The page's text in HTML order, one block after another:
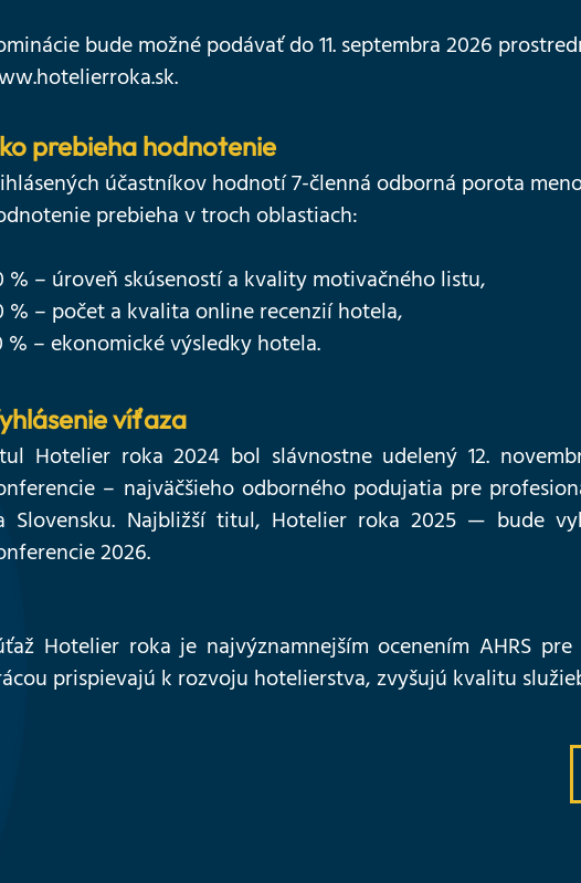
bude možné podávať do 11. septembra 2026
prebieha hodnotenie
účastníkov hodnotí 7-členná odborná porota
prebieha v troch oblastiach:
% – úroveň skúseností a kvality motivačného listu,
% – počet a kvalita online recenzií hotela,
% – ekonomické výsledky hotela.
víťaza
Hotelier roka 2024 bol slávnostne udelený 12.
– najväčšieho odborného podujatia pre
Slovensku. Najbližší titul, Hotelier roka 2025 — bude
2026.
Hotelier roka je najvýznamnejším ocenením AHRS
prispievajú k rozvoju hotelierstva, zvyšujú kvalitu